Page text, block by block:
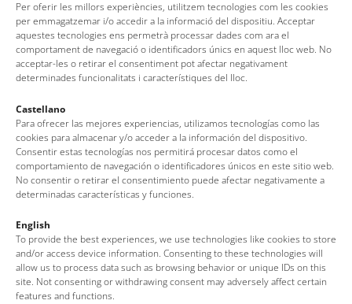
Per oferir les millors experiències, utilitzem tecnologies com les cookies
per emmagatzemar i/o accedir a la informació del dispositiu. Acceptar
aquestes tecnologies ens permetrà processar dades com ara el
comportament de navegació o identificadors únics en aquest lloc web. No
acceptar-les o retirar el consentiment pot afectar negativament
determinades funcionalitats i característiques del lloc.
Castellano
Para ofrecer las mejores experiencias, utilizamos tecnologías como las
cookies para almacenar y/o acceder a la información del dispositivo.
Consentir estas tecnologías nos permitirá procesar datos como el
comportamiento de navegación o identificadores únicos en este sitio web.
No consentir o retirar el consentimiento puede afectar negativamente a
determinadas características y funciones.
English
To provide the best experiences, we use technologies like cookies to store
and/or access device information. Consenting to these technologies will
allow us to process data such as browsing behavior or unique IDs on this
site. Not consenting or withdrawing consent may adversely affect certain
features and functions.
Oficina de Turisme de Tossa de Mar
Av. del Pelegrí, 25 – Edifici La Nau · 17320 – Tossa de Mar
(Girona – Costa Brava)
Tel: + 00 34 972 340 108 · Mail: info@visittossa.com
Nota legal·Política de cookies